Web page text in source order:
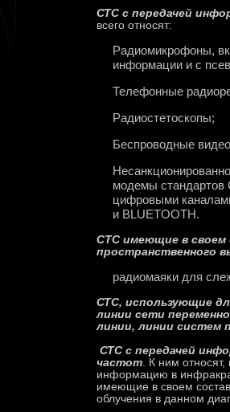
СТС с передачей
всего относят:
Радиомикрофоны,
информации и с
Телефонные
Радиостетоскопы;
Беспроводные
модемы стандартов
цифровыми
и BLUETOOTH.
CТС имеющие в своем
пространственного
радиомаяки для
СТС, использующие
линии сети
линии, линии систем
СТС с передачей
частот. К ним
информацию в
имеющие в своем
облучения в данном